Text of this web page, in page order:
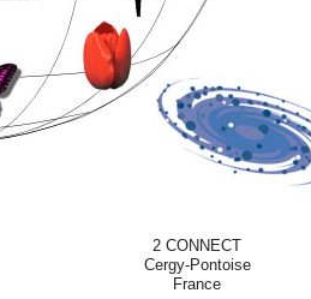
2 CONNECT
Cergy-Pontoise
France